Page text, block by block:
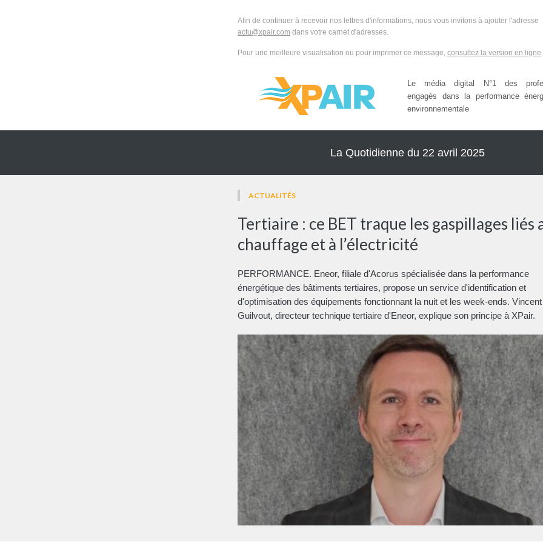
Afin de continuer à recevoir nos lettres d'informations, nous vous invitons à ajouter l'adresse
actu@xpair.com dans votre carnet d'adresses.
Pour une meilleure visualisation ou pour imprimer ce message, consultez la version en ligne
Le média digital N°1 des
engagés dans la performance
environnementale
La Quotidienne du 22 avril 2025
ACTUALITÉS
Tertiaire : ce BET traque les gaspillages liés
chauffage et à l’électricité
PERFORMANCE. Eneor, filiale d'Acorus spécialisée dans la performance
énergétique des bâtiments tertiaires, propose un service d'identification et
d'optimisation des équipements fonctionnant la nuit et les week-ends.
Guilvout, directeur technique tertiaire d'Eneor, explique son principe à XPair.